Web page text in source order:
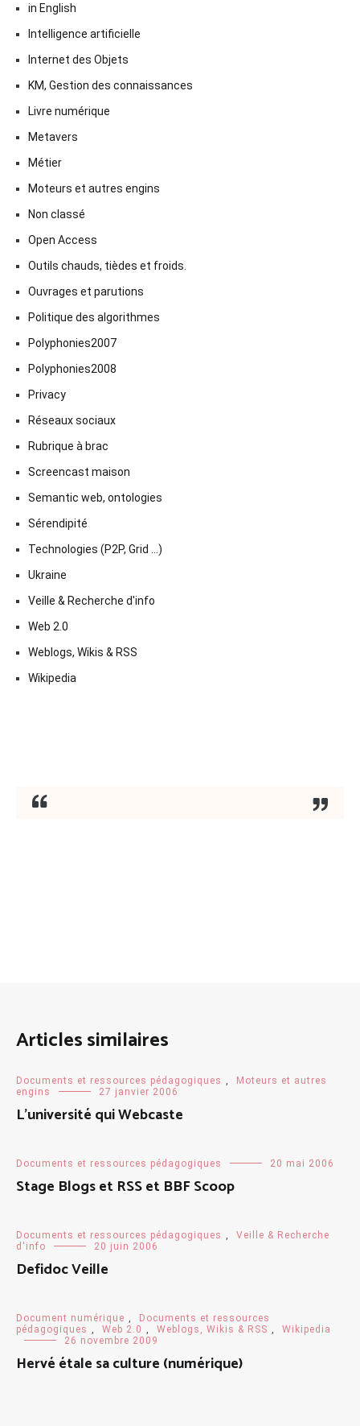
in English
Intelligence artificielle
Internet des Objets
KM, Gestion des connaissances
Livre numérique
Metavers
Métier
Moteurs et autres engins
Non classé
Open Access
Outils chauds, tièdes et froids.
Ouvrages et parutions
Politique des algorithmes
Polyphonies2007
Polyphonies2008
Privacy
Réseaux sociaux
Rubrique à brac
Screencast maison
Semantic web, ontologies
Sérendipité
Technologies (P2P, Grid …)
Ukraine
Veille & Recherche d'info
Web 2.0
Weblogs, Wikis & RSS
Wikipedia
Articles similaires
Documents et ressources pédagogiques
Moteurs et autres
engins
27 janvier 2006
L’université qui Webcaste
Documents et ressources pédagogiques 20 mai 2006
Stage Blogs et RSS et BBF Scoop
Documents et ressources pédagogiques
Veille & Recherche
d'info
20 juin 2006
Defidoc Veille
Document numérique
Documents et ressources
pédagogiques
Web 2.0 Weblogs, Wikis & RSS
Wikipedia
26 novembre 2009
Hervé étale sa culture (numérique)